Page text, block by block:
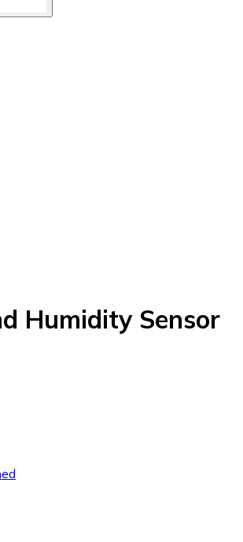
Humidity Sensor